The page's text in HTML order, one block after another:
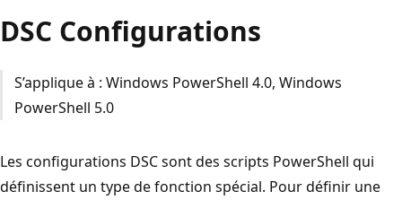
DSC Configurations
S’applique à : Windows PowerShell 4.0, Windows
PowerShell 5.0
Les configurations DSC sont des scripts PowerShell qui
définissent un type de fonction spécial. Pour définir une